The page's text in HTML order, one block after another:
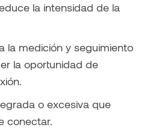
la intensidad de la
la medición y seguimiento
la oportunidad de
o excesiva que
conectar.